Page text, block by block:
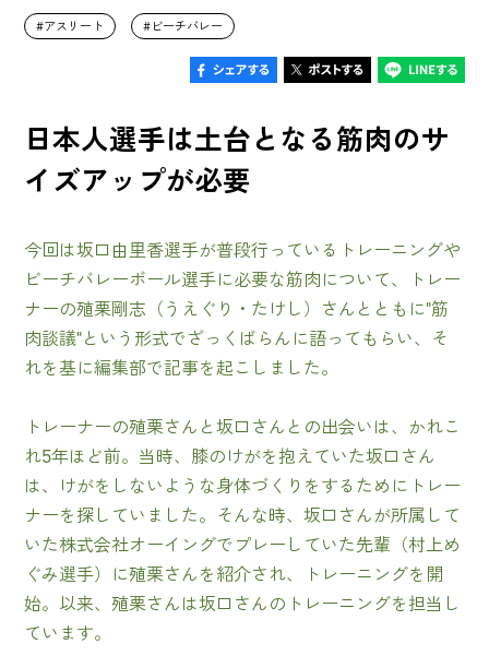
アスリート ビーチバレー
日本人選手は土台となる筋肉のサ
イズアップが必要
今回は坂口由里香選手が普段行っているトレーニングや
ビーチバレーボール選手に必要な筋肉について、トレー
ナーの殖栗剛志（うえぐり・たけし）さんとともに"筋
肉談議"という形式でざっくばらんに語ってもらい、そ
れを基に編集部で記事を起こしました。
トレーナーの殖栗さんと坂口さんとの出会いは、かれこ
れ5年ほど前。当時、膝のけがを抱えていた坂口さん
は、けがをしないような身体づくりをするためにトレー
ナーを探していました。そんな時、坂口さんが所属して
いた株式会社オーイングでプレーしていた先輩（村上め
ぐみ選手）に殖栗さんを紹介され、トレーニングを開
始。以来、殖栗さんは坂口さんのトレーニングを担当し
ています。